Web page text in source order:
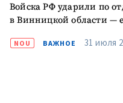
Войска РФ ударили по
в Винницкой области —
NOU ВАЖНОЕ 31 июля